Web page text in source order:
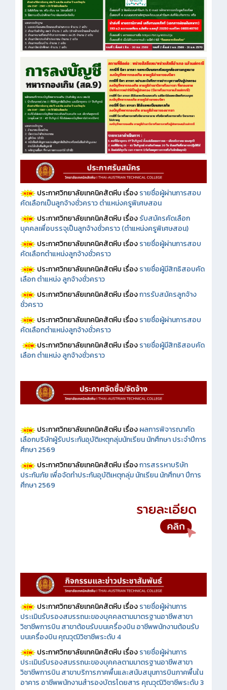
ประกาศวิทยาลัยเทคนิคสัตหีบ เรื่องรายชื่อผู้ผ่านการสอบ
คัดเลือกเป็นลูกจ้างชั่วคราว ตำแหน่งครูพิเศษสอน
ประกาศวิทยาลัยเทคนิคสัตหีบ เรื่องรับสมัครคัดเลือก
บุคคลเพื่อบรรจุเป็นลูกจ้างชั่วคราว (ตำแหน่งครูพิเศษสอน)
ประกาศวิทยาลัยเทคนิคสัตหีบ เรื่องรายชื่อผู้ผ่านการสอบ
คัดเลือกตำแหน่งลูกจ้างชั่วคราว
ประกาศวิทยาลัยเทคนิคสัตหีบ เรื่องรายชื่อผู้มีสิทธิสอบคัด
เลือก ตำแหน่ง ลูกจ้างชั่วคราว
ประกาศวิทยาลัยเทคนิคสัตหีบ เรื่องการรับสมัครลูกจ้าง
ชั่วคราว
ประกาศวิทยาลัยเทคนิคสัตหีบ เรื่องรายชื่อผู้ผ่านการสอบ
คัดเลือกตำแหน่งลูกจ้างชั่วคราว
ประกาศวิทยาลัยเทคนิคสัตหีบ เรื่องรายชื่อผู้มีสิทธิสอบคัด
เลือก ตำแหน่ง ลูกจ้างชั่วคราว
ประกาศวิทยาลัยเทคนิคสัตหีบ เรื่องผลการพิจารณาคัด
เลือกบริษัทผู้รับประกันอุบัติเหตุกลุ่มนักเรียน นักศึกษา ประจำปีการ
ศึกษา 2569
ประกาศวิทยาลัยเทคนิคสัตหีบ เรื่องการสรรหาบริษัท
ประกันภัย เพื่อจัดทำประกันอุบัติเหตุกลุ่ม นักเรียน นักศึกษา ปีการ
ศึกษา 2569
ประกาศวิทยาลัยเทคนิคสัตหีบ เรื่องรายชื่อผู้ผ่านการ
ประเมินรับรองสมรรถนะของบุคคลตามมาตรฐานอาชีพสาขา
วิชาชีพการบิน สาขาต้อนรับบนเครื่องบิน อาชีพพนักงานต้อนรับ
บนเครื่องบิน คุณวุฒิวิชาชีพระดับ 4
ประกาศวิทยาลัยเทคนิคสัตหีบ เรื่องรายชื่อผู้ผ่านการ
ประเมินรับรองสมรรถนะของบุคคลตามมาตรฐานอาชีพสาขา
วิชาชีพการบิน สาขาบริการภาคพื้นและสนับสนุนการบินภาคพื้นใน
อาคาร อาชีพพนักงานสำรองบัตรโดยสาร คุณวุฒิวิชาชีพระดับ 3